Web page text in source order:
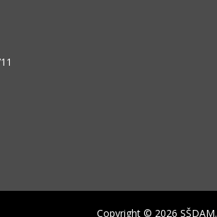
Copyright © 2026 SŠDAM.